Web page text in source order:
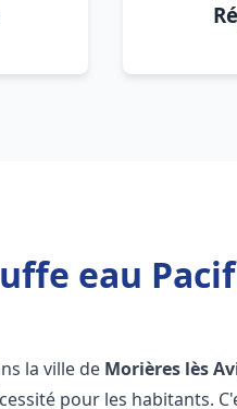
eau
la ville de Morières lès
pour les habitants.